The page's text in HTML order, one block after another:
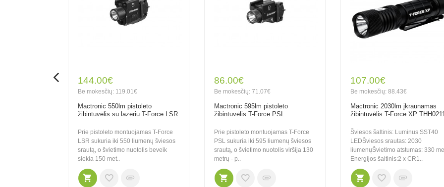
144.00€
Be mokesčių: 119.01€
Mactronic 550lm pistoleto
žibintuvėlis su lazeriu T-Force LSR
Prie pistoleto montuojamas T-Force
LSR sukuria iki 550 liumenų šviesos
srautą, o švietimo nuotolis beveik
siekia 150 met..
86.00€
Be mokesčių: 71.07€
Mactronic 595lm pistoleto
žibintuvėlis T-Force PSL
Prie pistoleto montuojamas T-Force
PSL sukuria iki 595 liumenų šviesos
srautą, o švietimo nuotolis viršija 130
metrų - p..
107.00€
Be mokesčių: 88.43€
Mactronic 2030lm įkraunamas
žibintuvėlis T-Force XP
Šviesos šaltinis: Luminus SST40
LEDŠviesos srautas: 2030
liumenųŠvietimo atstumas: 330
Energijos šaltinis:2 x CR1..